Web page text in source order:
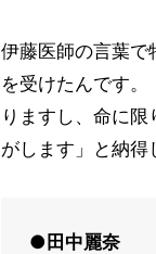
伊藤医師の言葉で
を受けたんです
りますし、命に
がします」と納得
●田中麗奈